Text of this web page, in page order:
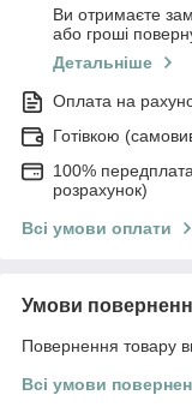
Ви отримаєте
або гроші
Детальніше
Оплата на
Готівкою
100% передплата
розрахунок)
Всі умови оплати
Умови
Повернення товару
Всі умови